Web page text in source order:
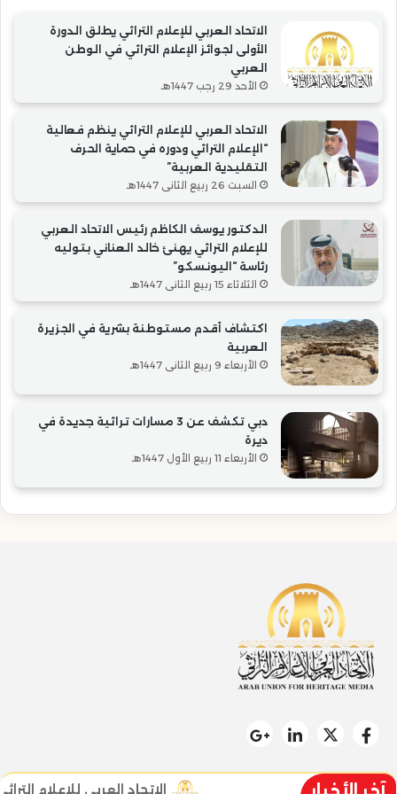
الاتحاد العربي للإعلام التراثي يطلق الدورة
الأولى لجوائز الإعلام التراثي في الوطن
العربي
الأحد 29 رجب 1447هـ
الاتحاد العربي للإعلام التراثي ينظم فعالية
“الإعلام التراثي ودوره في حماية الحرف
التقليدية العربية”
السبت 26 ربيع الثاني 1447هـ
الدكتور يوسف الكاظم رئيس الاتحاد العربي
للإعلام التراثي يهنئ خالد العناني بتوليه
رئاسة “اليونسكو”
الثلاثاء 15 ربيع الثاني 1447هـ
اكتشاف أقدم مستوطنة بشرية في الجزيرة
العربية
الأربعاء 9 ربيع الثاني 1447هـ
دبي تكشف عن 3 مسارات تراثية جديدة في
ديرة
الأربعاء 11 ربيع الأول 1447هـ
الاتحاد العربي للإعلام